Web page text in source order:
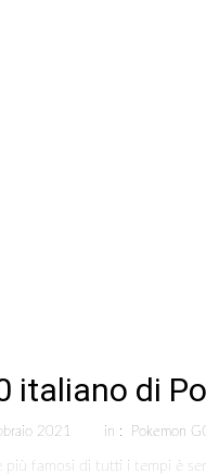
italiano di
2021 in : Pokemon
più famosi di tutti i tempi è